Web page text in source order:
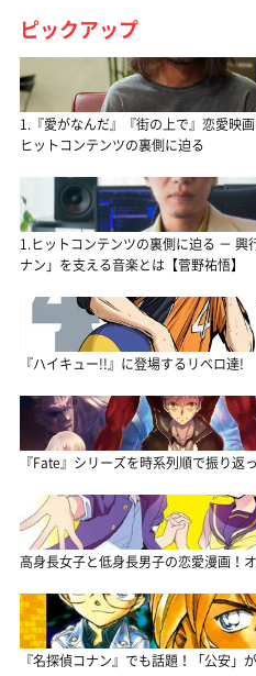
ピックアップ
1.『愛がなんだ』『街の上で』恋愛映
ヒットコンテンツの裏側に迫る
1.ヒットコンテンツの裏側に迫る －
ナン」を支える音楽とは【菅野祐悟】
『ハイキュー!!』に登場するリベロ達!
『Fate』シリーズを時系列順で振り返
高身長女子と低身長男子の恋愛漫画！
『名探偵コナン』でも話題！「公安」